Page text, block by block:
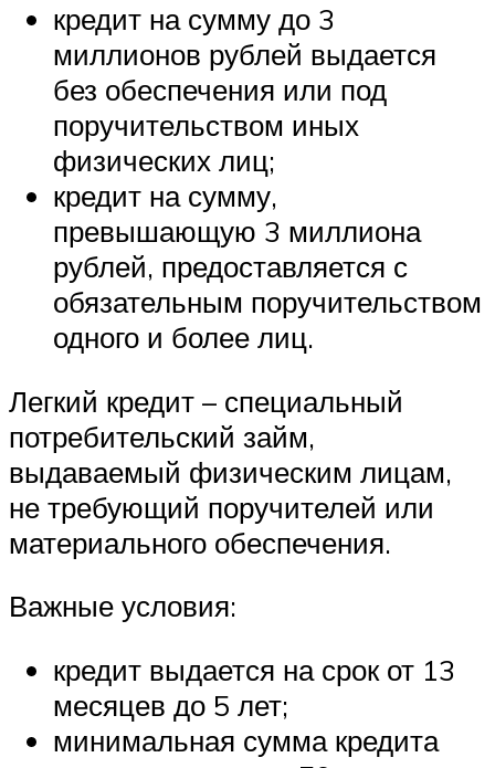
кредит на сумму до 3
миллионов рублей выдается
без обеспечения или под
поручительством иных
физических лиц;
кредит на сумму,
превышающую 3 миллиона
рублей, предоставляется с
обязательным поручительством
одного и более лиц.
Легкий кредит – специальный
потребительский займ,
выдаваемый физическим лицам,
не требующий поручителей или
материального обеспечения.
Важные условия:
кредит выдается на срок от 13
месяцев до 5 лет;
минимальная сумма кредита